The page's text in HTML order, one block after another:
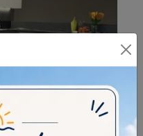
CON ANTE
CEMENTO